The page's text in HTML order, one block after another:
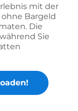
mit der
ohne Bargeld
Die
Sie